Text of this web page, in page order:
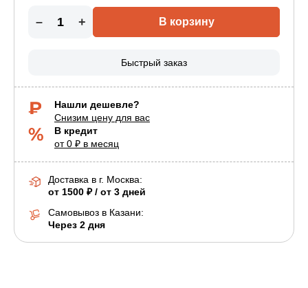
В кредит
от 0 ₽ в месяц
Нашли дешевле?
Снизим цену для вас
– + В корзину
Быстрый заказ
Доставка в г. Москва:
от 1500 ₽ / от 3 дней
Самовывоз в Казани:
Через 2 дня